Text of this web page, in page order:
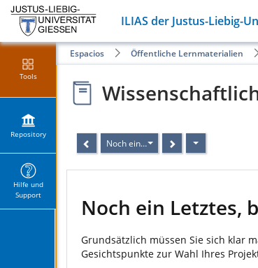
ILIAS der Justus-Liebig-
Tools
Repository
Hilfe und
Support
Espacios Öffentliche Lernmaterialien
Noch ein Letztes, bevor es tatsächlich
Noch ein Letztes,
Grundsätzlich müssen Sie sich klar
Gesichtspunkte zur Wahl Ihres